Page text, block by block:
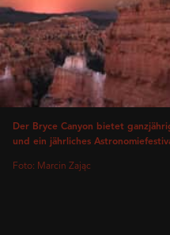
Der Bryce Canyon bietet
und ein jährliches
Foto: Marcin Zając